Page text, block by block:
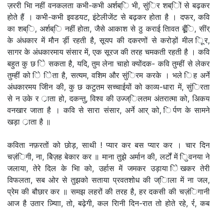
ज़ररी भाि नहीं वनकलता कभी-कभी अर्शब्ि भी, सुंिर शब्िों से बढ़कर
होते हैं । कभी-कभी इवडयट, इंटेलीजेंट से बढ़कर होता है । दफर, कवि
का शब्ि, अर्शब्ि नहीं होता, जैसे आकाश से ठु कराई तिावत बूूँि, सींर्
के अंधकार में मौन र्ड़ी रहती है, सूयप की दकरणों से करोड़ों मील िूर,
सागर के अंधकारमाय संसार में, एक सूरज की तरह चमकती रहती है । कवि
बहुत कु छ िे सकता है, यदि, तुम लेना चाहो क्योंदक- कवि तुम्हीं से लेकर
तुम्हीं को िे िेता है, सत्यम, वशिम और सुंिरम करके । भले िह अर्ने
अंधकारमय जीिन की, कु छ कटुतम सच्चाईयों को काव्य-धारा में, सुंिरता
से न उके र र्ाता हो, दकन्तु, विश्व की उज्ज्िलतम अंतरात्मा को, अिकय
वनखार जाता है । कवि से सारा संसार, अर्ने आर् को, िर्पण के सामने
खड़ा र्ाता है ॥
कविता नफ़रतों को छोड़, साथी ! प्यार कर बस प्यार कर । चार दिन
चज़ंिगी, ना, बेिज़ह बेकार कर ॥ माना तुझे अर्मान की, लर्टों में िुवनया ने
जलाया, तेरे दिल के भाि को, उर्हास में जमकर उड़ाया िेखकर तेरी
विफलता, सब ओर से तुझको सताया प्रवतशोध की ज्िाला में ना जल,
प्रेम की बौछार कर ॥ समझ लहरों की तरह है, हर दकसी की चज़ंिगानी
आज है उतार ज़्यािा, तो, बढ़ेगी, कल रिानी दिन-रात तो होते रहे, र्र, कब